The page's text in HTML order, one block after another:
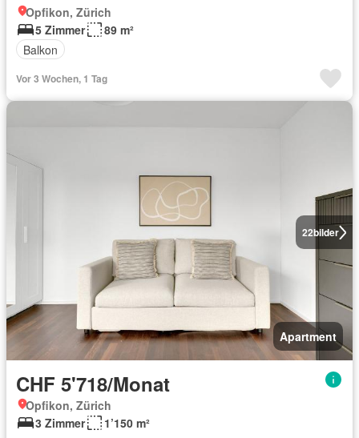
Opfikon, Zürich
5 Zimmer
89 m²
Balkon
Vor 3 Wochen, 1 Tag
22bilder
Apartment
CHF 5'718/Monat
Opfikon, Zürich
3 Zimmer
1’150 m²